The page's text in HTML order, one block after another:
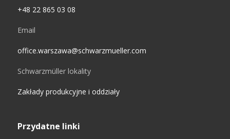
+48 22 865 03 08
Email
office.warszawa@schwarzmueller.com
Schwarzmüller lokality
Zakłady produkcyjne i oddziały
Przydatne linki